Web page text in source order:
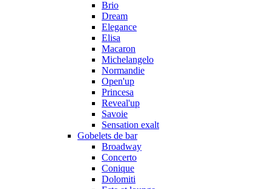
Brio
Dream
Elegance
Elisa
Macaron
Michelangelo
Normandie
Open'up
Princesa
Reveal'up
Savoie
Sensation exalt
Gobelets de bar
Broadway
Concerto
Conique
Dolomiti